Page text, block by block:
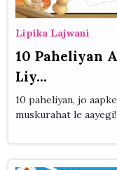
Lipika Lajwani
10 Paheliyan
Liy...
10 paheliyan, jo
muskurahat le